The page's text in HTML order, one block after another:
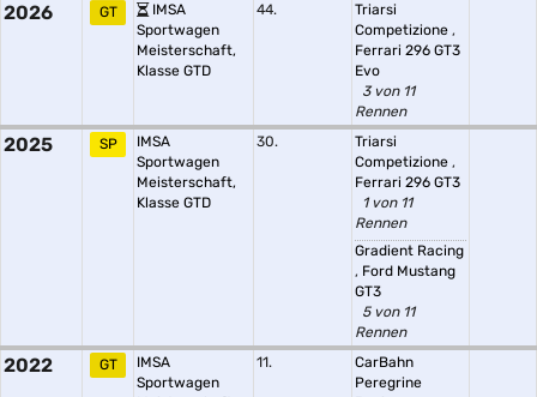
2026 GT
IMSA
Sportwagen
Meisterschaft,
Klasse GTD
44.
Triarsi
Competizione ,
Ferrari 296 GT3
Evo
3 von 11
Rennen
2025 SP
IMSA
Sportwagen
Meisterschaft,
Klasse GTD
30.
Triarsi
Competizione ,
Ferrari 296 GT3
1 von 11
Rennen
Gradient Racing
, Ford Mustang
GT3
5 von 11
Rennen
2022 GT
IMSA
Sportwagen
11.
CarBahn
Peregrine